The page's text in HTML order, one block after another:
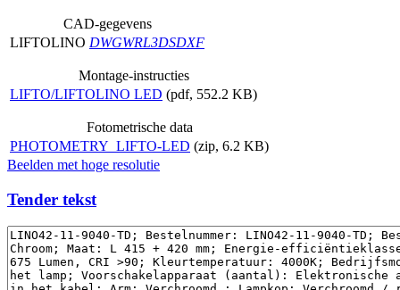
CAD-gegevens
LIFTOLINO DWGWRL3DSDXF
Montage-instructies
LIFTO/LIFTOLINO LED (pdf, 552.2 KB)
Fotometrische data
PHOTOMETRY_LIFTO-LED (zip, 6.2 KB)
Beelden met hoge resolutie
Tender tekst